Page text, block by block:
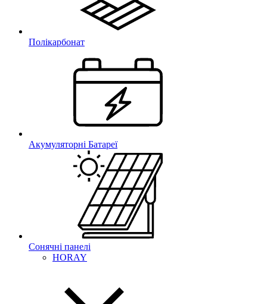
Полікарбонат
Акумуляторні Батареї
Сонячні панелі
HORAY